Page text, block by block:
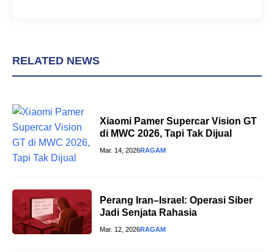
RELATED NEWS
Xiaomi Pamer Supercar Vision GT
di MWC 2026, Tapi Tak Dijual
Mar. 14, 2026RAGAM
Perang Iran–Israel: Operasi Siber
Jadi Senjata Rahasia
Mar. 12, 2026RAGAM